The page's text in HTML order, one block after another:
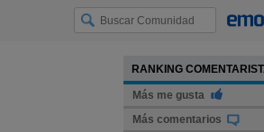
RANKING
Más me gusta
Más comentarios